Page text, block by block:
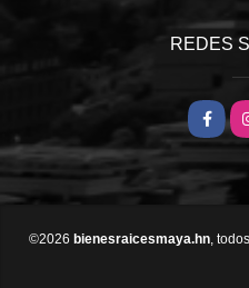
REDES
©2026 bienesraicesmaya.hn,